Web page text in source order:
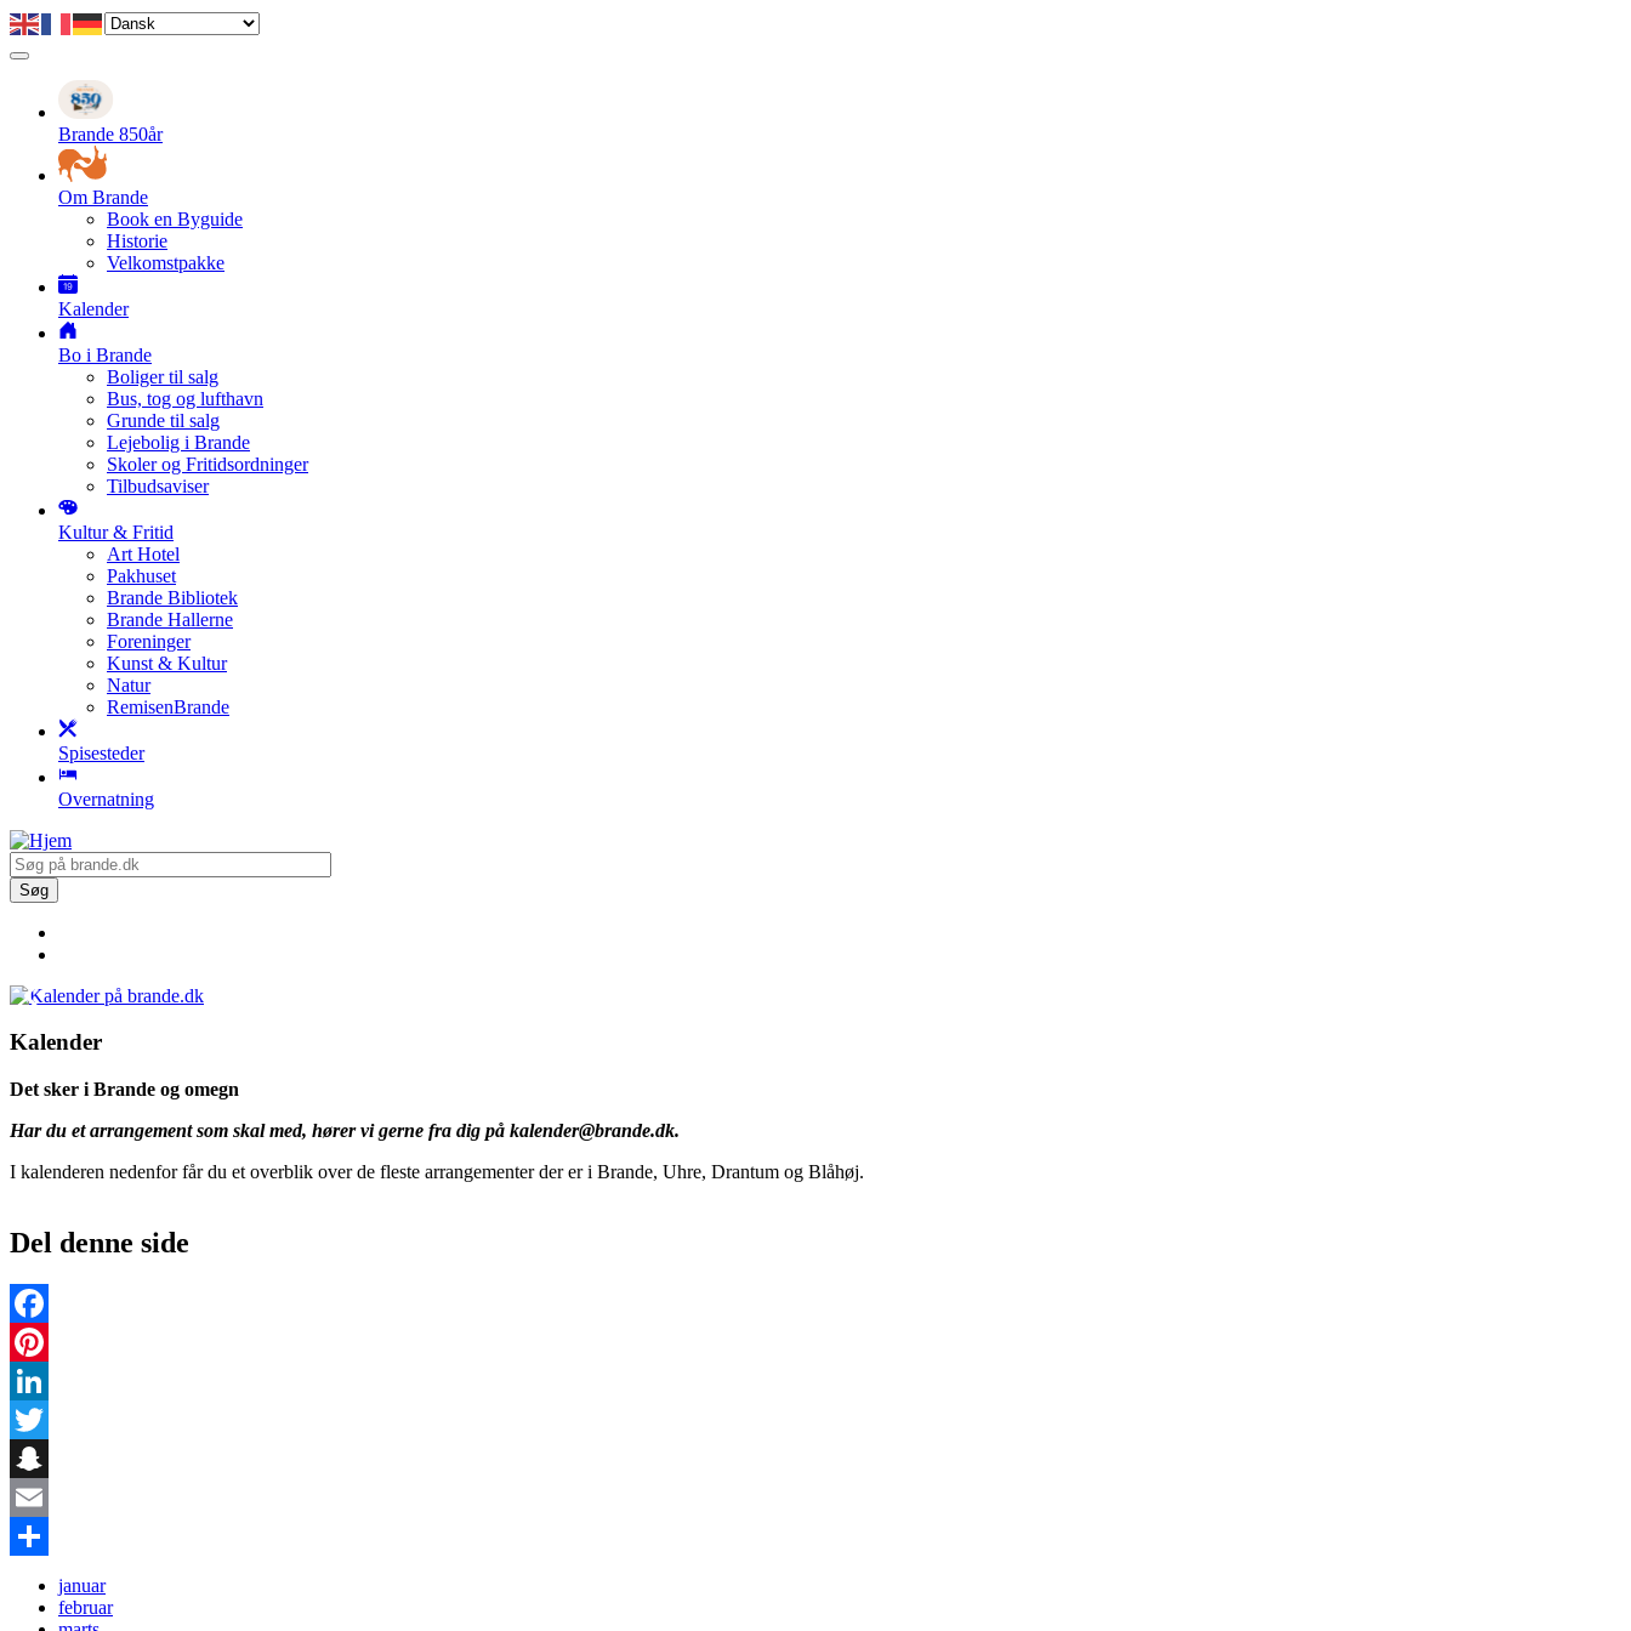
Gå
til
hovedindhold
Primær
navigation
Brande 850år
Om Brande
Book en Byguide
Historie
Velkomstpakke
Kalender
Bo i Brande
Boliger til salg
Bus, tog og lufthavn
Grunde til salg
Lejebolig i Brande
Skoler og Fritidsordninger
Tilbudsaviser
Kultur & Fritid
Art Hotel
Pakhuset
Brande Bibliotek
Brande Hallerne
Foreninger
Kunst & Kultur
Natur
RemisenBrande
Spisesteder
Overnatning
Kalender
Det sker i​ Brande og omegn
Har du et arrangement som skal med, hører vi gerne fra dig på kalender@brande.dk.
I kalenderen nedenfor får du et overblik over de fleste arrangementer der er i Brande, Uhre, Drantum og Blåhøj.
Del denne side
Facebook
Pinterest
LinkedIn
Twitter
Snapchat
Email
januar
februar